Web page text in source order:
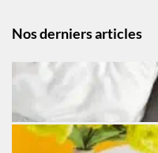
Nos derniers articles